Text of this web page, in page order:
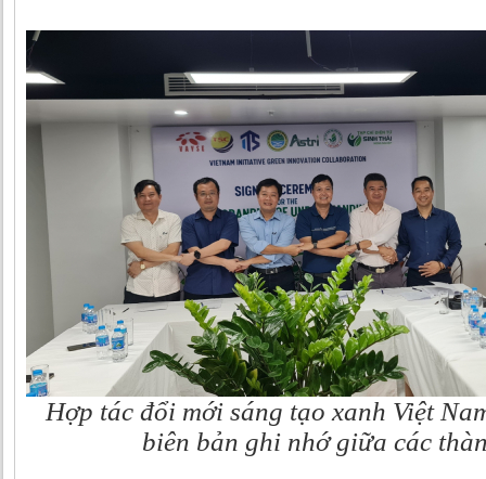
Hợp tác đổi mới sáng tạo xanh Việt
biên bản ghi nhớ giữa các